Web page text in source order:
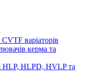
варіаторів
керма та
HLP, HLPD, HVLP та